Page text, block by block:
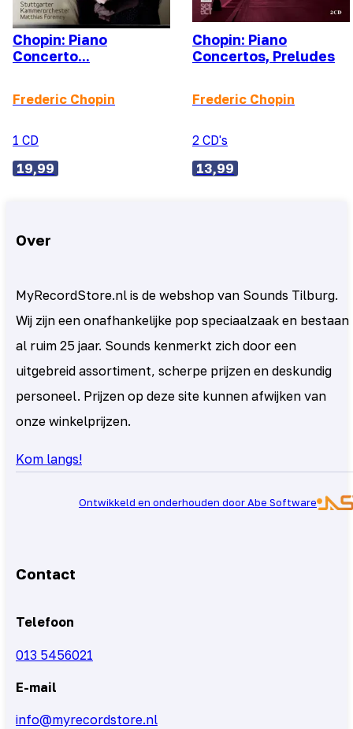
Chopin: Piano
Concerto...
Frederic Chopin
1 CD
19,99
Chopin: Piano
Concertos, Preludes
Frederic Chopin
2 CD's
13,99
Over
MyRecordStore.nl is de webshop van Sounds Tilburg.
Wij zijn een onafhankelijke pop speciaalzaak en bestaan
al ruim 25 jaar. Sounds kenmerkt zich door een
uitgebreid assortiment, scherpe prijzen en deskundig
personeel. Prijzen op deze site kunnen afwijken van
onze winkelprijzen.
Kom langs!
Ontwikkeld en onderhouden door Abe Software
Contact
Telefoon
013 5456021
E-mail
info@myrecordstore.nl